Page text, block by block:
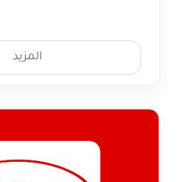
المزيد